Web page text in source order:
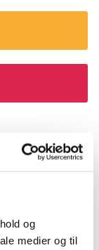
og
medier og til
sikrer iskolde